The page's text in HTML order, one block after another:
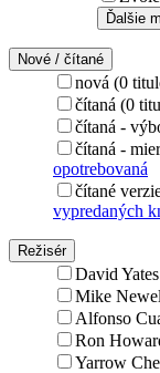
Ďalšie
Nové / čítané
nová (0
čítaná (0
čítaná -
čítaná -
opotrebovaná
čítané
vypredaných
Režisér
David
Mike
Alfonso
Ron
Yarrow